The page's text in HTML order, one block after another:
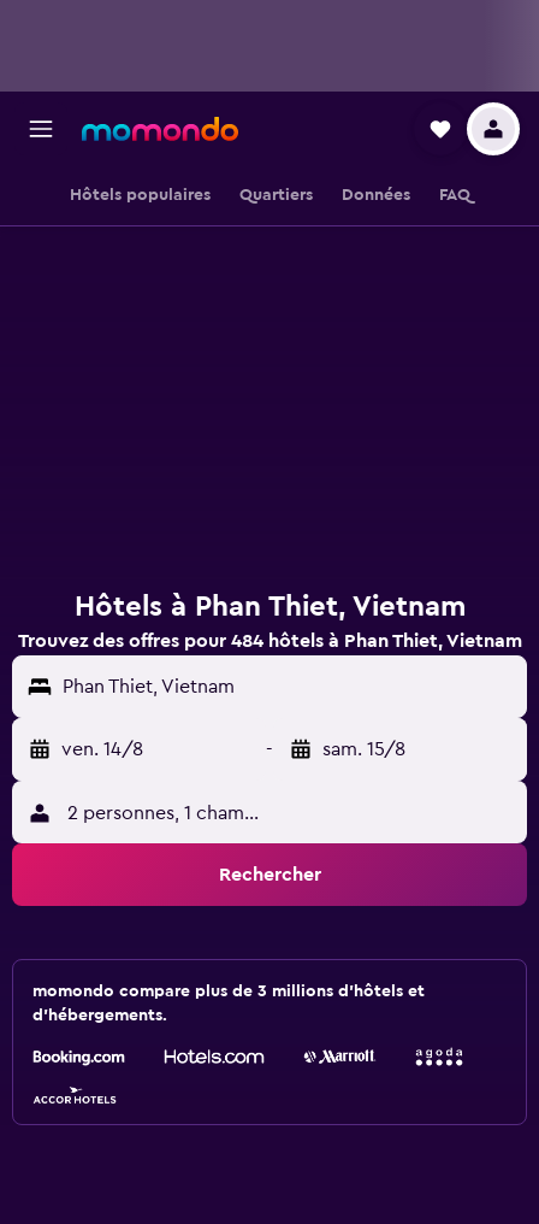
Hôtels populaires Quartiers Données FAQ
Hôtels à Phan Thiet, Vietnam
Trouvez des offres pour 484 hôtels à Phan Thiet, Vietnam
Phan Thiet, Vietnam
ven. 14/8 - sam. 15/8
2 personnes, 1 chambre
Rechercher
momondo compare plus de 3 millions d'hôtels et
d'hébergements.